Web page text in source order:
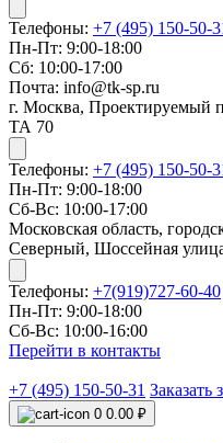
Телефоны: +7 (495) 150-50-
Пн-Пт: 9:00-18:00
Сб: 10:00-17:00
Почта: info@tk-sp.ru
г. Москва, Проектируемый
ТА 70
Телефоны: +7 (495) 150-50-
Пн-Пт: 9:00-18:00
Сб-Вс: 10:00-17:00
Московская область,
Северный, Шоссейная
Телефоны: +7(919)727-60-40
Пн-Пт: 9:00-18:00
Сб-Вс: 10:00-16:00
Перейти в контакты
+7 (495) 150-50-31 Заказать
0 0.00 ₽